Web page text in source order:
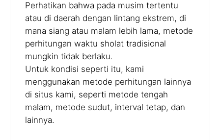
Perhatikan bahwa pada musim tertentu
atau di daerah dengan lintang ekstrem, di
mana siang atau malam lebih lama, metode
perhitungan waktu sholat tradisional
mungkin tidak berlaku.
Untuk kondisi seperti itu, kami
menggunakan metode perhitungan lainnya
di situs kami, seperti metode tengah
malam, metode sudut, interval tetap, dan
lainnya.